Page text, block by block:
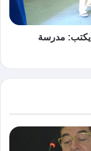
يكتب: مدرسة